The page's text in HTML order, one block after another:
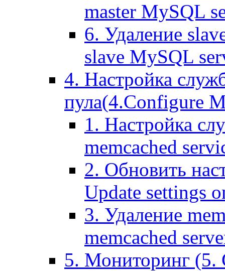
master MySQL
6. Удаление
slave MySQL
4. Настройка
пула(4.Configure
1. Настройка
memcached
2. Обновить
Update settings
3. Удаление
memcached
5. Мониторинг (5.